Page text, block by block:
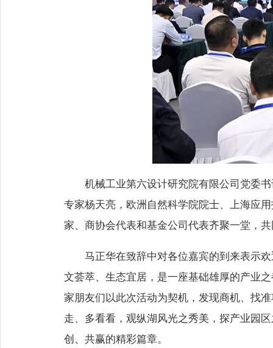
机械工业第六设计研究院有限公司党委
专家杨天亮，欧洲自然科学院院士、上海应
家、商协会代表和基金公司代表齐聚一堂，
马正华在致辞中对各位嘉宾的到来表示
文荟萃、生态宜居，是一座基础雄厚的产业
家朋友们以此次活动为契机，发现商机、找
走、多看看，观纵湖风光之秀美，探产业园
创、共赢的精彩篇章。